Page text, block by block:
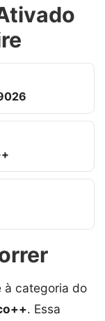
à categoria do
. Essa